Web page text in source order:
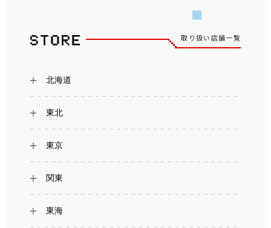
取り扱い店舗一覧
北海道
東北
東京
関東
東海